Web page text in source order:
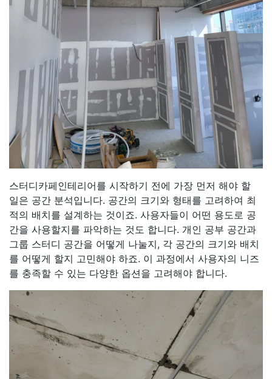
스터디카페인테리어를 시작하기 전에 가장 먼저 해야 할
일은 공간 분석입니다. 공간의 크기와 형태를 고려하여 최
적의 배치를 설계하는 것이죠. 사용자들이 어떤 용도로 공
간을 사용할지를 파악하는 것도 합니다. 개인 공부 공간과
그룹 스터디 공간을 어떻게 나눌지, 각 공간의 크기와 배치
를 어떻게 할지 고민해야 하죠. 이 과정에서 사용자의 니즈
를 충족할 수 있는 다양한 옵션을 고려해야 합니다.